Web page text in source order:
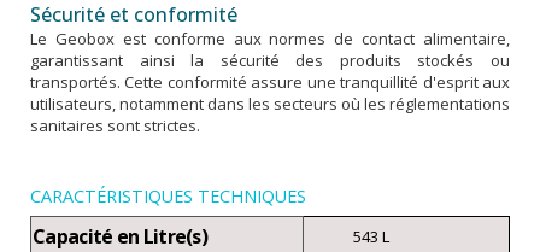
Sécurité et conformité
Le Geobox est conforme aux normes de contact alimentaire,
garantissant ainsi la sécurité des produits stockés ou
transportés. Cette conformité assure une tranquillité d'esprit aux
utilisateurs, notamment dans les secteurs où les réglementations
sanitaires sont strictes.
CARACTÉRISTIQUES TECHNIQUES
Capacité en Litre(s) 543 L